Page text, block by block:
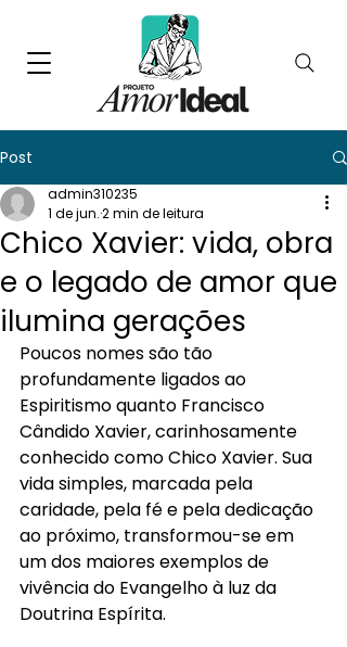
Post
Chico Xavier: vida, obra
e o legado de amor que
ilumina gerações
admin310235
1 de jun.2 min de leitura
Poucos nomes são tão
profundamente ligados ao
Espiritismo quanto Francisco
Cândido Xavier, carinhosamente
conhecido como Chico Xavier. Sua
vida simples, marcada pela
caridade, pela fé e pela dedicação
ao próximo, transformou-se em
um dos maiores exemplos de
vivência do Evangelho à luz da
Doutrina Espírita.